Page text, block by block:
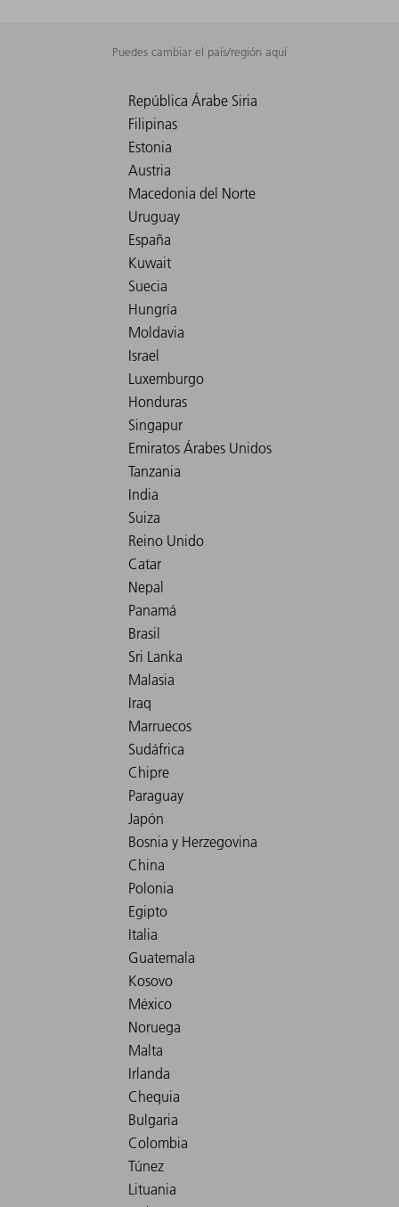
Puedes cambiar el país/región aquí